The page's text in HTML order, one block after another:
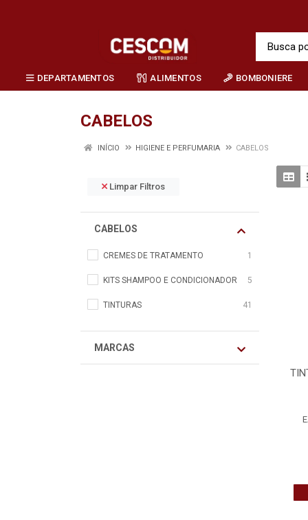
DEPARTAMENTOS ALIMENTOS BOMBONIERE
CABELOS
INÍCIO HIGIENE E PERFUMARIA CABELOS
Limpar Filtros
CABELOS
CREMES DE TRATAMENTO 1
KITS SHAMPOO E CONDICIONADOR 5
TINTURAS 41
MARCAS